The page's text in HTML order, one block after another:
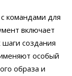
командами для
включает
создания
особый
образа и